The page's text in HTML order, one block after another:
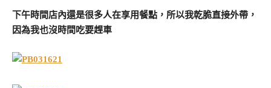
下午時間店內還是很多人在享用餐點，所以我乾脆直接外帶，
因為我也沒時間吃要趕車